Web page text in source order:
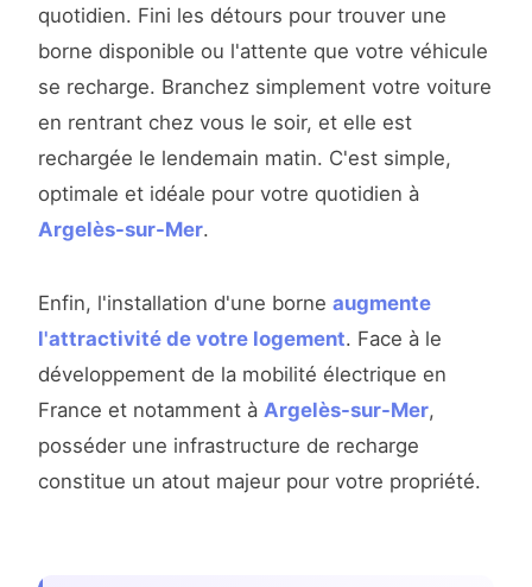
quotidien. Fini les détours pour trouver une
borne disponible ou l'attente que votre véhicule
se recharge. Branchez simplement votre voiture
en rentrant chez vous le soir, et elle est
rechargée le lendemain matin. C'est simple,
optimale et idéale pour votre quotidien à
Argelès-sur-Mer.
Enfin, l'installation d'une borne augmente
l'attractivité de votre logement. Face à le
développement de la mobilité électrique en
France et notamment à Argelès-sur-Mer,
posséder une infrastructure de recharge
constitue un atout majeur pour votre propriété.